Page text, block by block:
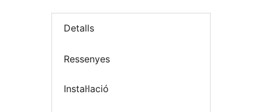
Detalls
Ressenyes
Instal·lació